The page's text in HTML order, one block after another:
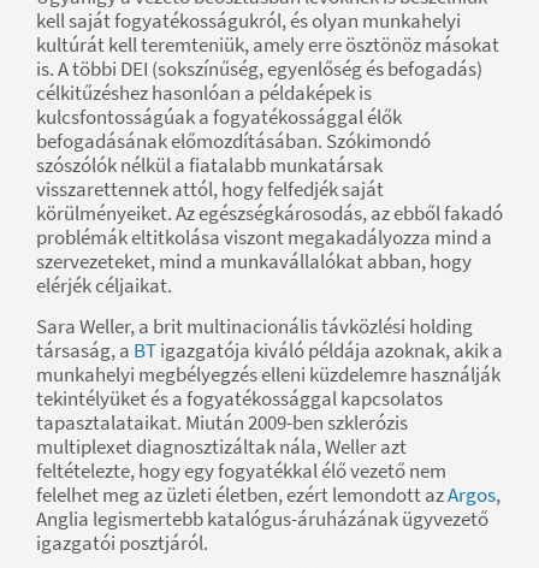
kell saját fogyatékosságukról, és olyan munkahelyi
kultúrát kell teremteniük, amely erre ösztönöz másokat
is. A többi DEI (sokszínűség, egyenlőség és befogadás)
célkitűzéshez hasonlóan a példaképek is
kulcsfontosságúak a fogyatékossággal élők
befogadásának előmozdításában. Szókimondó
szószólók nélkül a fiatalabb munkatársak
visszarettennek attól, hogy felfedjék saját
körülményeiket. Az egészségkárosodás, az ebből fakadó
problémák eltitkolása viszont megakadályozza mind a
szervezeteket, mind a munkavállalókat abban, hogy
elérjék céljaikat.
Sara Weller, a brit multinacionális távközlési holding
társaság, a BTigazgatója kiváló példája azoknak, akik a
munkahelyi megbélyegzés elleni küzdelemre használják
tekintélyüket és a fogyatékossággal kapcsolatos
tapasztalataikat. Miután 2009-ben szklerózis
multiplexet diagnosztizáltak nála, Weller azt
feltételezte, hogy egy fogyatékkal élő vezető nem
felelhet meg az üzleti életben, ezért lemondott azArgos,
Anglia legismertebb katalógus-áruházának ügyvezető
igazgatói posztjáról.